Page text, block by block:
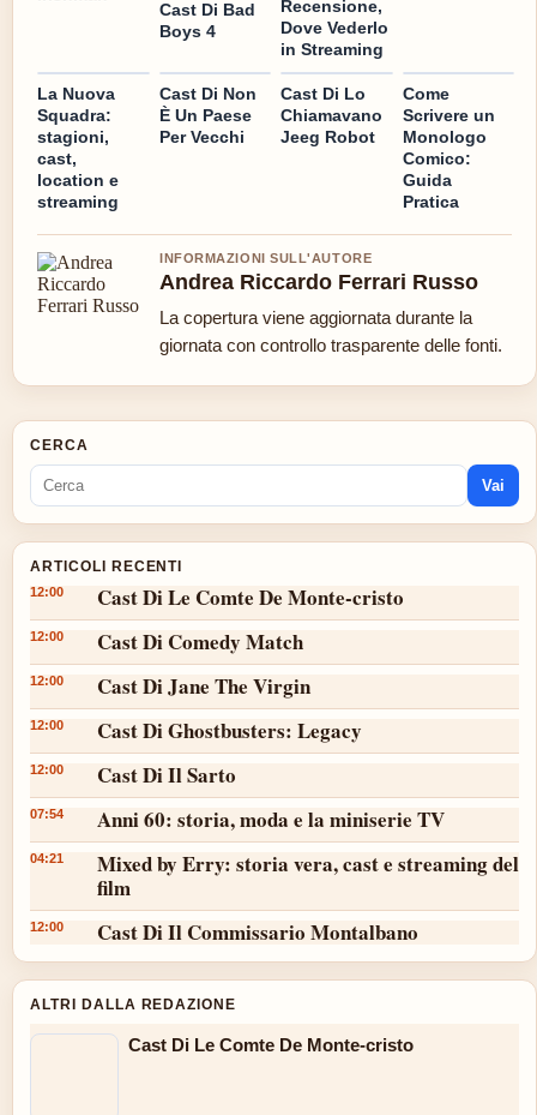
Cast Di Bad
Boys 4
Recensione,
Dove Vederlo
in Streaming
La Nuova
Squadra:
stagioni,
cast,
location e
streaming
Cast Di Non
È Un Paese
Per Vecchi
Cast Di Lo
Chiamavano
Jeeg Robot
Come
Scrivere un
Monologo
Comico:
Guida
Pratica
INFORMAZIONI SULL'AUTORE
Andrea Riccardo Ferrari Russo
La copertura viene aggiornata durante la
giornata con controllo trasparente delle fonti.
CERCA
Vai
ARTICOLI RECENTI
12:00 Cast Di Le Comte De Monte-cristo
12:00 Cast Di Comedy Match
12:00 Cast Di Jane The Virgin
12:00 Cast Di Ghostbusters: Legacy
12:00 Cast Di Il Sarto
07:54 Anni 60: storia, moda e la miniserie TV
04:21
Mixed by Erry: storia vera, cast e streaming del
film
12:00 Cast Di Il Commissario Montalbano
ALTRI DALLA REDAZIONE
Cast Di Le Comte De Monte-cristo